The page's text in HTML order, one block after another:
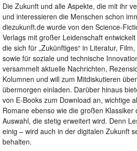
Die Zukunft und alle Aspekte, die mit ihr
und interessieren die Menschen schon
diezukunft.de wurde von den Science-
Verlags mit großer Leidenschaft
die sich für „Zukünftiges“ in Literatur,
sowie für soziale und technische
versammelt aktuelle Nachrichten,
Kolumnen und will zum Mitdiskutieren
übermorgen einladen. Darüber hinaus
von E-Books zum Download an, wichtige
Romane ebenso wie die großen Klassiker
Auswahl, die stetig erweitert wird. Denn
einig – wird auch in der digitalen Zukunft
behalten.